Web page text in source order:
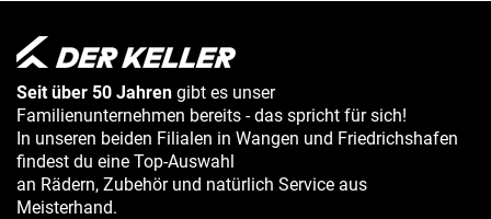
Seit über 50 Jahren gibt es unser
Familienunternehmen bereits - das spricht für sich!
In unseren beiden Filialen in Wangen und Friedrichshafen
findest du eine Top-Auswahl
an Rädern, Zubehör und natürlich Service aus
Meisterhand.